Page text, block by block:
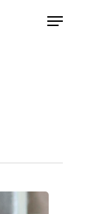
Menu